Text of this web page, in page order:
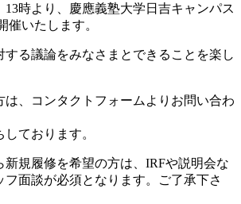
13時より、慶應義塾大学日吉キャンパス
催いたします。
する議論をみなさまとできることを楽し
は、コンタクトフォームよりお問い合わ
ております。
新規履修を希望の方は、IRFや説明会な
フ面談が必須となります。ご了承下さ